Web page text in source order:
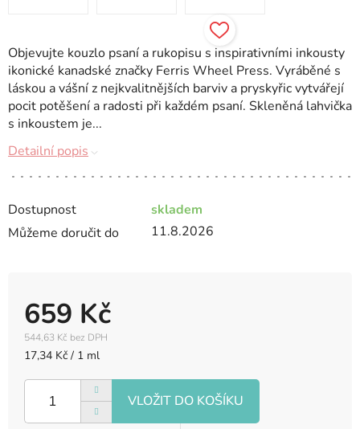
Dostupnost
skladem
Můžeme doručit do
11.8.2026
659 Kč
544,63 Kč bez DPH
Měrná
17,34 Kč / 1 ml
Objevujte kouzlo psaní a rukopisu s inspirativními inkousty
ikonické kanadské značky Ferris Wheel Press. Vyráběné s
láskou a vášní z nejkvalitnějších barviv a pryskyřic vytvářejí
pocit potěšení a radosti při každém psaní. Skleněná lahvička
s inkoustem je...
Detailní popis